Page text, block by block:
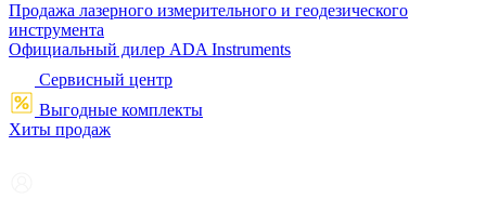
Продажа лазерного измерительного и геодезического
инструмента
Официальный дилер ADA Instruments
Сервисный центр
Выгодные комплекты
Хиты продаж